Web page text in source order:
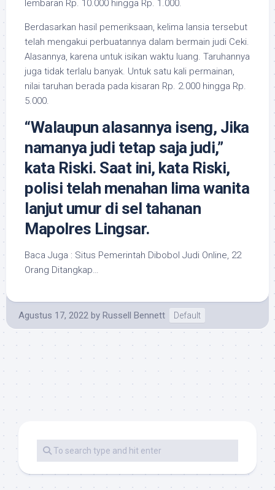
lembaran Rp. 10.000 hingga Rp. 1.000.
Berdasarkan hasil pemeriksaan, kelima lansia tersebut
telah mengakui perbuatannya dalam bermain judi Ceki.
Alasannya, karena untuk isikan waktu luang. Taruhannya
juga tidak terlalu banyak. Untuk satu kali permainan,
nilai taruhan berada pada kisaran Rp. 2.000 hingga Rp.
5.000.
“Walaupun alasannya iseng, Jika
namanya judi tetap saja judi,”
kata Riski. Saat ini, kata Riski,
polisi telah menahan lima wanita
lanjut umur di sel tahanan
Mapolres Lingsar.
Baca Juga : Situs Pemerintah Dibobol Judi Online, 22
Orang Ditangkap…
Agustus 17, 2022 by Russell Bennett Default